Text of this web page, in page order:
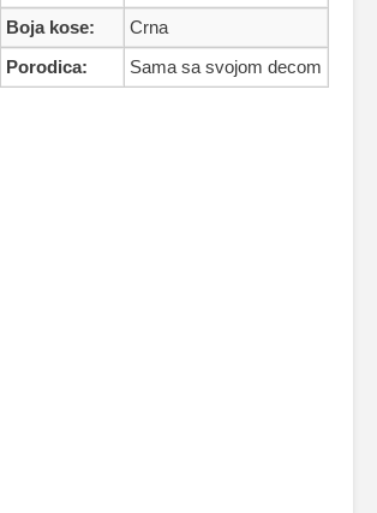
Boja kose:
Crna
Porodica:
Sama sa svojom decom